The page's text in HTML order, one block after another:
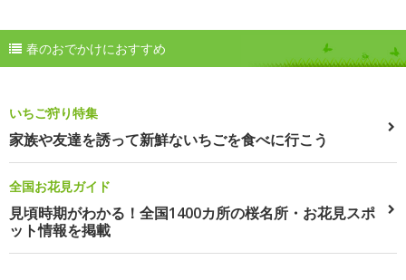
春のおでかけにおすすめ
いちご狩り特集
家族や友達を誘って新鮮ないちごを食べに行こう
全国お花見ガイド
見頃時期がわかる！全国1400カ所の桜名所・お花見スポ
ット情報を掲載